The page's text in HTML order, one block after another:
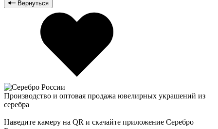
Вернуться
Производство и оптовая продажа ювелирных украшений из
серебра
Наведите камеру на QR и скачайте приложение Серебро